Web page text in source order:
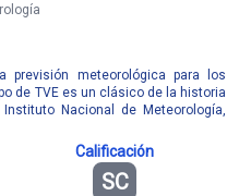
previsión meteorológica para los
de TVE es un clásico de la historia
Nacional de Meteorología,
Calificación
SC